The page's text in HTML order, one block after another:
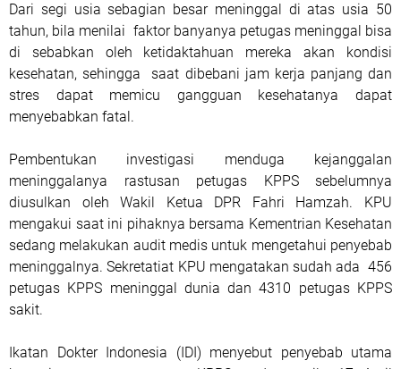
Dari segi usia sebagian besar meninggal di atas usia 50
tahun, bila menilai faktor banyanya petugas meninggal bisa
di sebabkan oleh ketidaktahuan mereka akan kondisi
kesehatan, sehingga saat dibebani jam kerja panjang dan
stres dapat memicu gangguan kesehatanya dapat
menyebabkan fatal.
Pembentukan investigasi menduga kejanggalan
meninggalanya rastusan petugas KPPS sebelumnya
diusulkan oleh Wakil Ketua DPR Fahri Hamzah. KPU
mengakui saat ini pihaknya bersama Kementrian Kesehatan
sedang melakukan audit medis untuk mengetahui penyebab
meninggalnya. Sekretatiat KPU mengatakan sudah ada 456
petugas KPPS meninggal dunia dan 4310 petugas KPPS
sakit.
Ikatan Dokter Indonesia (IDI) menyebut penyebab utama